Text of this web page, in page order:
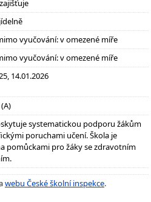
vyučování: v omezené míře
vyučování: v omezené míře
14.01.2026
systematickou podporu žákům
poruchami učení. Škola je
pomůckami pro žáky se zdravotním
webu České školní inspekce.